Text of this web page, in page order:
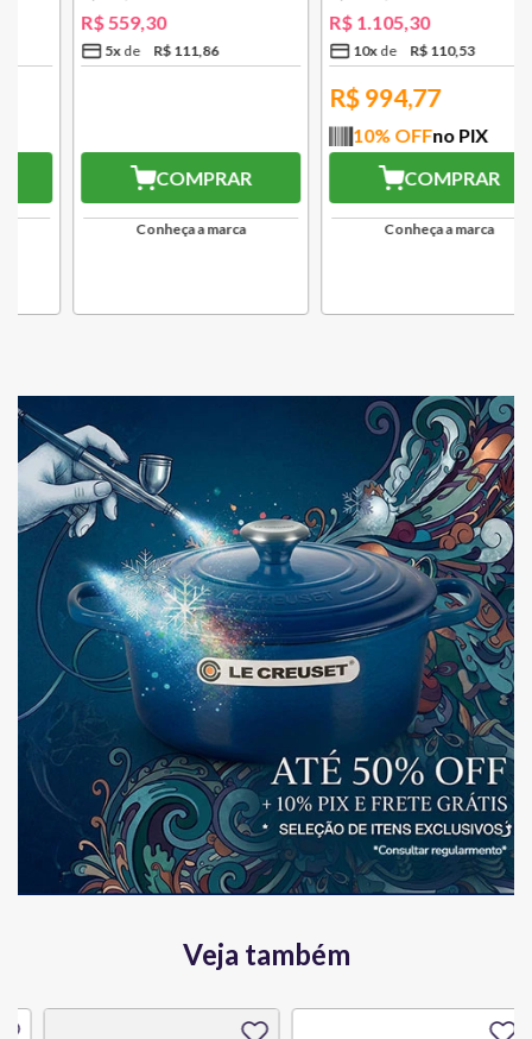
559,30
R$ 111 86
COMPRAR
Conheça a marca
105 ,30
R$ 110 53
994,77
% OFFno PIX
COMPRAR
Conheça a marca
Veja também